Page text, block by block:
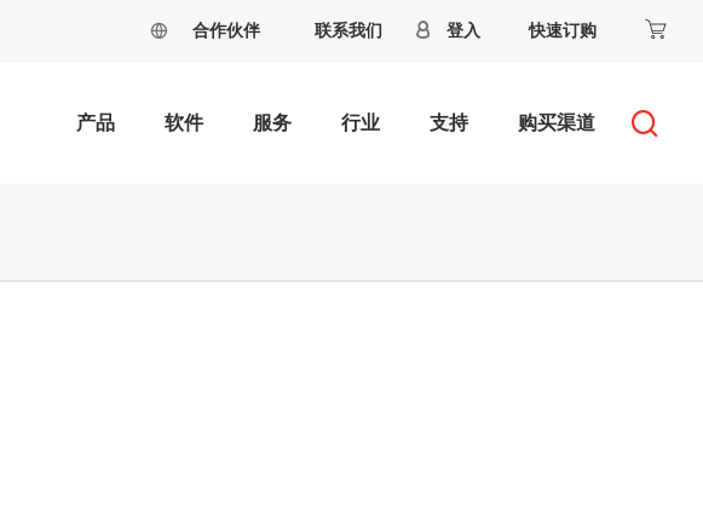
合作伙伴 联系我们 登入 快速订购
产品 软件 服务 行业 支持 购买渠道